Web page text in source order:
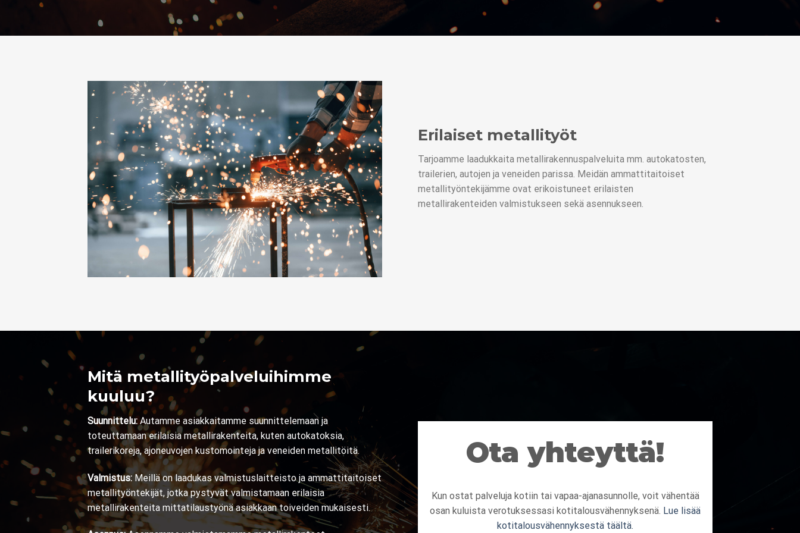
Erilaiset metallityöt
Tarjoamme laadukkaita metallirakennuspalveluita mm. autokatosten,
trailerien, autojen ja veneiden parissa. Meidän ammattitaitoiset
metallityöntekijämme ovat erikoistuneet erilaisten
metallirakenteiden valmistukseen sekä asennukseen.
Mitä metallityöpalveluihimme
kuuluu?
Suunnittelu: Autamme asiakkaitamme suunnittelemaan ja
toteuttamaan erilaisia metallirakenteita, kuten autokatoksia,
trailerikoreja, ajoneuvojen kustomointeja ja veneiden metallitöitä.
Valmistus: Meillä on laadukas valmistuslaitteisto ja ammattitaitoiset
metallityöntekijät, jotka pystyvät valmistamaan erilaisia
metallirakenteita mittatilaustyönä asiakkaan toiveiden mukaisesti.
Ota yhteyttä!
Kun ostat palveluja kotiin tai vapaa-ajanasunnolle, voit vähentää
osan kuluista verotuksessasi kotitalousvähennyksenä. Lue lisää
kotitalousvähennyksestä täältä.